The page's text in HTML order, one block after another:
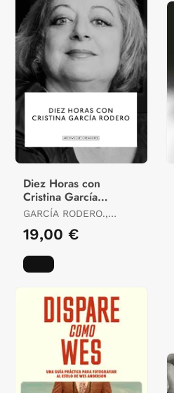
Diez Horas con
Cristina García
Rodero.
GARCÍA RODERO.,
19,00 €